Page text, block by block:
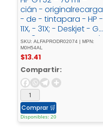
cián - originalrecarga
- de - tintapara - HP -
11X, - 31X; - Deskjet - GT
- 58XX; - Smart - Tank
- 500, - 51X, - 530, -
6001, - 615, - 70XX, -
73XX, - 76XX
SKU: ALFAPRODR02074 | MPN:
M0H54AL
$13.41
Compartir:
Comprar 🛒
Disponibles: 20